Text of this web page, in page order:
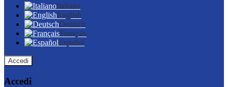
Italiano
English
Deutsch
Français
Español
Accedi
Accedi